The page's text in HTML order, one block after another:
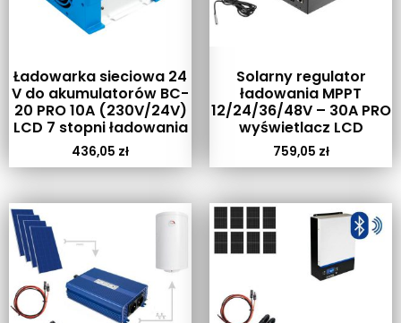
Ładowarka sieciowa 24
V do akumulatorów BC-
20 PRO 10A (230V/24V)
LCD 7 stopni ładowania
436,05 zł
Solarny regulator
ładowania MPPT
12/24/36/48V – 30A PRO
wyświetlacz LCD
759,05 zł